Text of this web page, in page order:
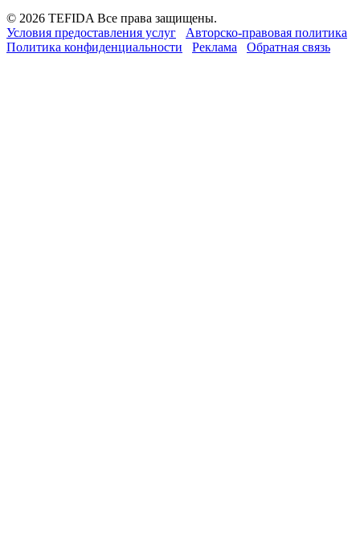
© 2026 TEFIDA Все права защищены.
Условия предоставления услуг
Авторско-правовая политика
Политика конфиденциальности
Реклама Обратная связь